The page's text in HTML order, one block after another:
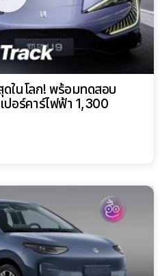
ในโลก! พร้อมทดสอบ
อร์คาร์ไฟฟ้า 1,300